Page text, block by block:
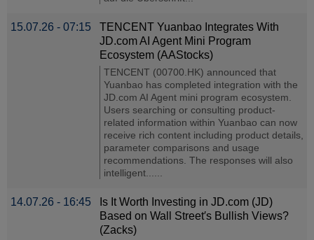
15.07.26 - 07:15
TENCENT Yuanbao Integrates With
JD.com AI Agent Mini Program
Ecosystem (AAStocks)
TENCENT (00700.HK) announced that
Yuanbao has completed integration with the
JD.com AI Agent mini program ecosystem.
Users searching or consulting product-
related information within Yuanbao can now
receive rich content including product details,
parameter comparisons and usage
recommendations. The responses will also
intelligent......
14.07.26 - 16:45
Is It Worth Investing in JD.com (JD)
Based on Wall Street′s Bullish Views?
(Zacks)